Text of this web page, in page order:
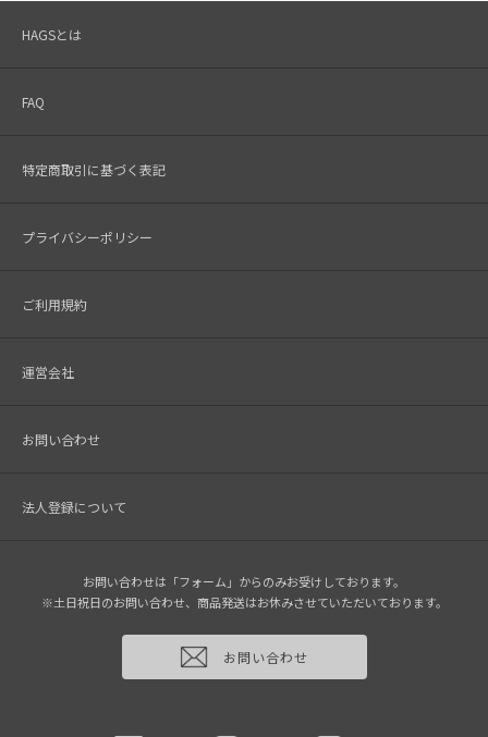
HAGSとは
FAQ
特定商取引に基づく表記
プライバシーポリシー
ご利用規約
運営会社
お問い合わせ
法人登録について
お問い合わせは「フォーム」からのみお受けしております。
※土日祝日のお問い合わせ、商品発送はお休みさせていただいております。
お問い合わせ